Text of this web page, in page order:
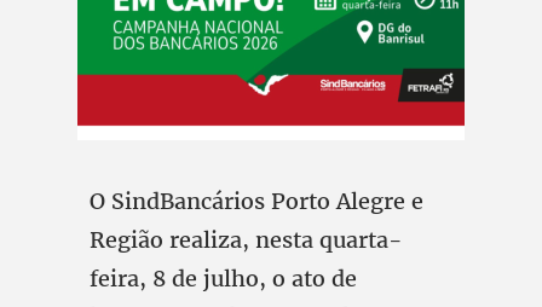
O SindBancários Porto Alegre e
Região realiza, nesta quarta-
feira, 8 de julho, o ato de